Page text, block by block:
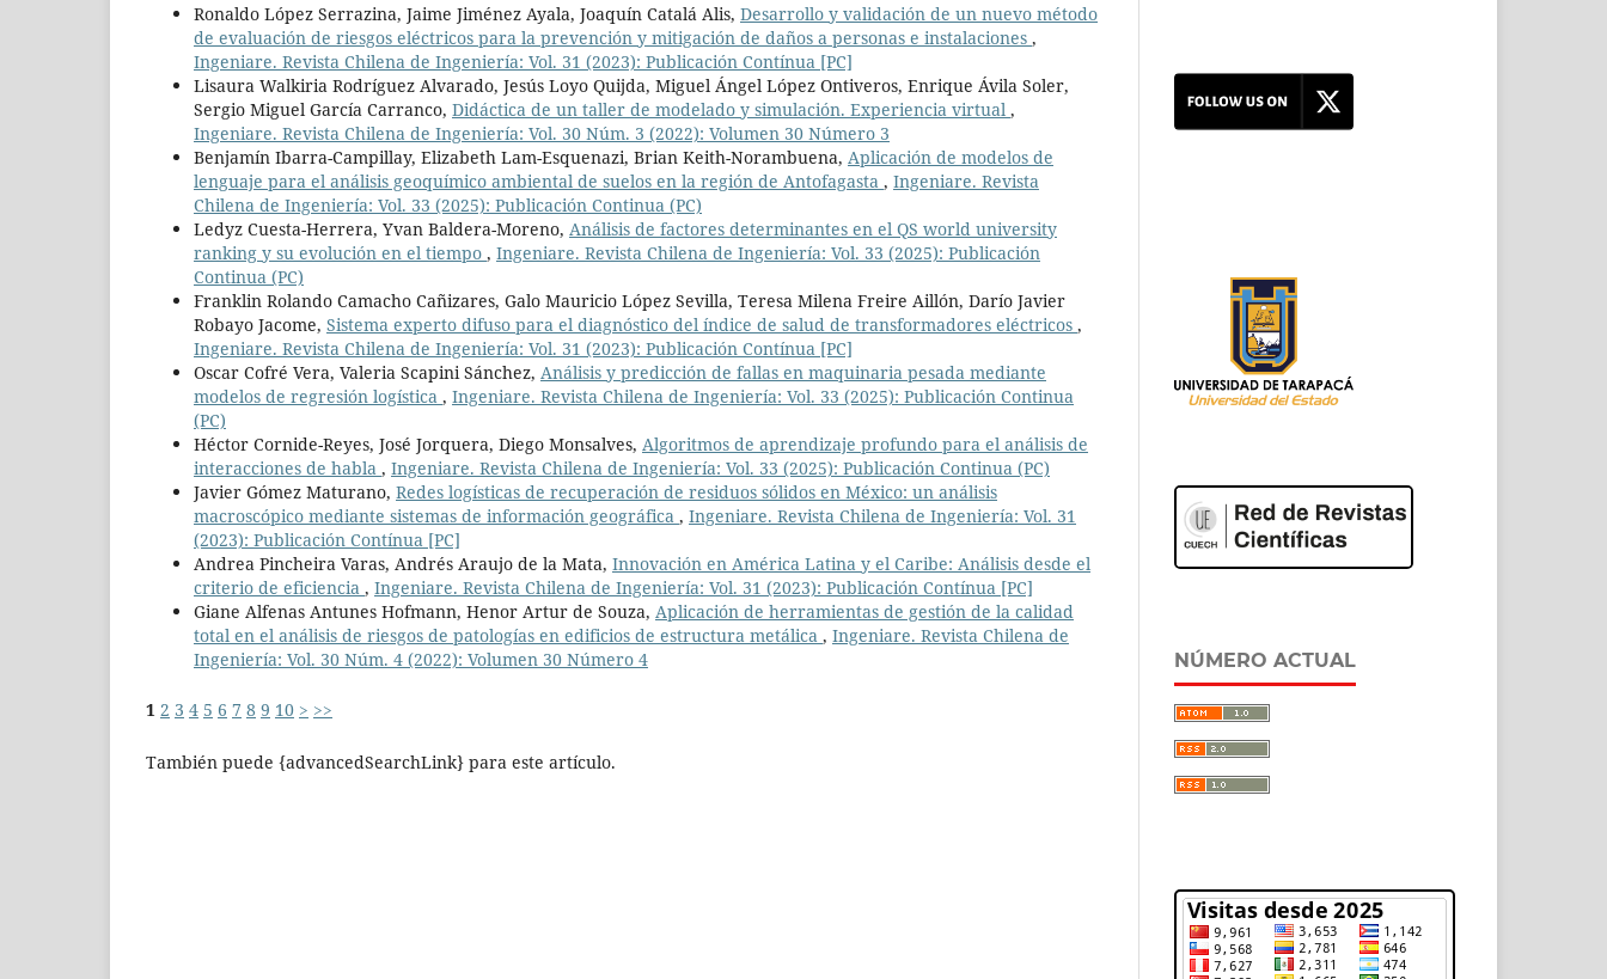
Ronaldo López Serrazina, Jaime Jiménez Ayala, Joaquín Catalá Alis, Desarrollo y validación de un nuevo método
de evaluación de riesgos eléctricos para la prevención y mitigación de daños a personas e instalaciones ,
Ingeniare. Revista Chilena de Ingeniería: Vol. 31 (2023): Publicación Contínua [PC]
Lisaura Walkiria Rodríguez Alvarado, Jesús Loyo Quijda, Miguel Ángel López Ontiveros, Enrique Ávila Soler,
Sergio Miguel García Carranco, Didáctica de un taller de modelado y simulación. Experiencia virtual ,
Ingeniare. Revista Chilena de Ingeniería: Vol. 30 Núm. 3 (2022): Volumen 30 Número 3
Benjamín Ibarra-Campillay, Elizabeth Lam-Esquenazi, Brian Keith-Norambuena, Aplicación de modelos de
lenguaje para el análisis geoquímico ambiental de suelos en la región de Antofagasta , Ingeniare. Revista
Chilena de Ingeniería: Vol. 33 (2025): Publicación Continua (PC)
Ledyz Cuesta-Herrera, Yvan Baldera-Moreno, Análisis de factores determinantes en el QS world university
ranking y su evolución en el tiempo , Ingeniare. Revista Chilena de Ingeniería: Vol. 33 (2025): Publicación
Continua (PC)
Franklin Rolando Camacho Cañizares, Galo Mauricio López Sevilla, Teresa Milena Freire Aillón, Darío Javier
Robayo Jacome, Sistema experto difuso para el diagnóstico del índice de salud de transformadores eléctricos ,
Ingeniare. Revista Chilena de Ingeniería: Vol. 31 (2023): Publicación Contínua [PC]
Oscar Cofré Vera, Valeria Scapini Sánchez, Análisis y predicción de fallas en maquinaria pesada mediante
modelos de regresión logística , Ingeniare. Revista Chilena de Ingeniería: Vol. 33 (2025): Publicación Continua
(PC)
Héctor Cornide-Reyes, José Jorquera, Diego Monsalves, Algoritmos de aprendizaje profundo para el análisis de
interacciones de habla , Ingeniare. Revista Chilena de Ingeniería: Vol. 33 (2025): Publicación Continua (PC)
Javier Gómez Maturano, Redes logísticas de recuperación de residuos sólidos en México: un análisis
macroscópico mediante sistemas de información geográfica , Ingeniare. Revista Chilena de Ingeniería: Vol. 31
(2023): Publicación Contínua [PC]
Andrea Pincheira Varas, Andrés Araujo de la Mata, Innovación en América Latina y el Caribe: Análisis desde el
criterio de eficiencia , Ingeniare. Revista Chilena de Ingeniería: Vol. 31 (2023): Publicación Contínua [PC]
Giane Alfenas Antunes Hofmann, Henor Artur de Souza, Aplicación de herramientas de gestión de la calidad
total en el análisis de riesgos de patologías en edificios de estructura metálica , Ingeniare. Revista Chilena de
Ingeniería: Vol. 30 Núm. 4 (2022): Volumen 30 Número 4
1 2 3 4 5 6 7 8 9 10 > >>
También puede {advancedSearchLink} para este artículo.
NÚMERO ACTUAL